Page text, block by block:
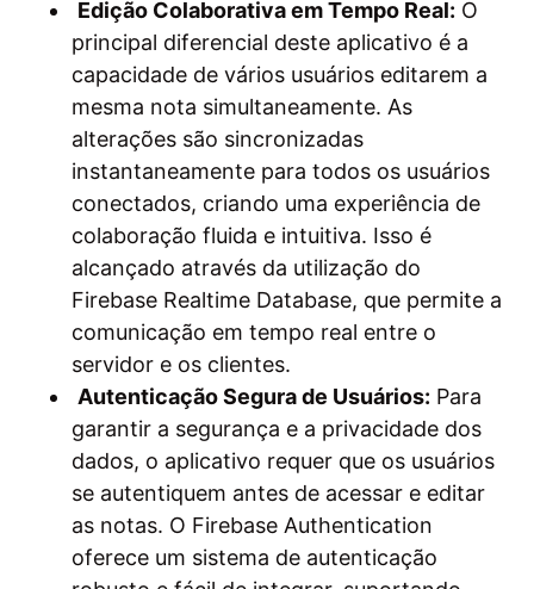
Edição Colaborativa em Tempo Real: O
principal diferencial deste aplicativo é a
capacidade de vários usuários editarem a
mesma nota simultaneamente. As
alterações são sincronizadas
instantaneamente para todos os usuários
conectados, criando uma experiência de
colaboração fluida e intuitiva. Isso é
alcançado através da utilização do
Firebase Realtime Database, que permite a
comunicação em tempo real entre o
servidor e os clientes.
Autenticação Segura de Usuários: Para
garantir a segurança e a privacidade dos
dados, o aplicativo requer que os usuários
se autentiquem antes de acessar e editar
as notas. O Firebase Authentication
oferece um sistema de autenticação